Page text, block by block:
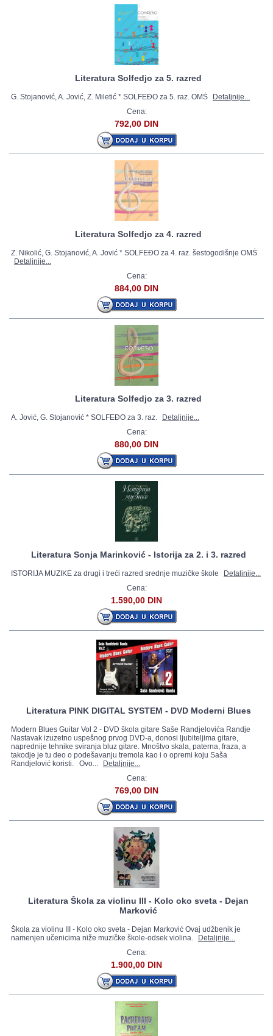
Literatura Solfedjo za 5. razred
G. Stojanović, A. Jović, Z. Miletić * SOLFEĐO za 5. raz. OMŠ
Detaljnije...
Cena:
792,00 DIN
Literatura Solfedjo za 4. razred
Z. Nikolić, G. Stojanović, A. Jović * SOLFEĐO za 4. raz. šestogodišnje OMŠ
Detaljnije...
Cena:
884,00 DIN
Literatura Solfedjo za 3. razred
A. Jović, G. Stojanović * SOLFEĐO za 3. raz.
Detaljnije...
Cena:
880,00 DIN
Literatura Sonja Marinković - Istorija za 2. i 3. razred
ISTORIJA MUZIKE za drugi i treći razred srednje muzičke škole
Detaljnije...
Cena:
1.590,00 DIN
Literatura PINK DIGITAL SYSTEM - DVD Moderni Blues
Modern Blues Guitar Vol 2 - DVD škola gitare Saše Randjelovića Randje
Nastavak izuzetno uspešnog prvog DVD-a, donosi ljubiteljima gitare,
naprednije tehnike sviranja bluz gitare. Mnoštvo skala, paterna, fraza, a
takodje je tu deo o podešavanju tremola kao i o opremi koju Saša
Randjelović koristi. Ovo...
Detaljnije...
Cena:
769,00 DIN
Literatura Škola za violinu III - Kolo oko sveta - Dejan
Marković
Škola za violinu III - Kolo oko sveta - Dejan Marković Ovaj udžbenik je
namenjen učenicima niže muzičke škole-odsek violina.
Detaljnije...
Cena:
1.900,00 DIN